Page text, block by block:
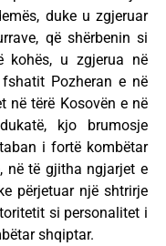
duke u zgjeruar
që shërbenin si
kohës, u zgjerua në
Pozheran e në
në tërë Kosovën e në
kjo brumosje
i fortë kombëtar
në të gjitha ngjarjet e
përjetuar një shtrirje
si personalitet i
shqiptar.